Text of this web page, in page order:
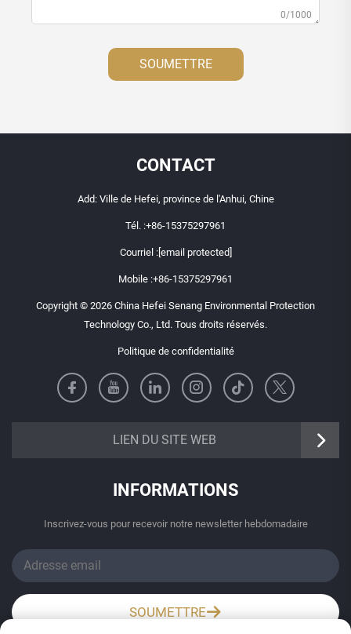
0/1000
SOUMETTRE
CONTACT
Add: Ville de Hefei, province de l'Anhui, Chine
Tél. :+86-15375297961
Courriel :[email protected]
Mobile :+86-15375297961
Copyright © 2026 China Hefei Senang Environmental Protection
Technology Co., Ltd. Tous droits réservés.
Politique de confidentialité
LIEN DU SITE WEB
https://senangbz.en.alibaba.com
INFORMATIONS
Inscrivez-vous pour recevoir notre newsletter hebdomadaire
SOUMETTRE